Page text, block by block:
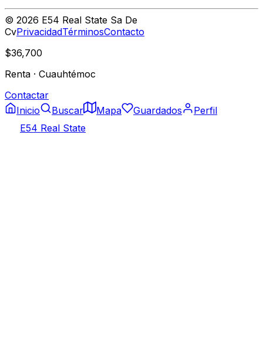
© 2026 E54 Real State Sa De
CvPrivacidadTérminosContacto
$36,700
Renta · Cuauhtémoc
Contactar
Inicio
Buscar Mapa Guardados
Perfil
E54 Real State